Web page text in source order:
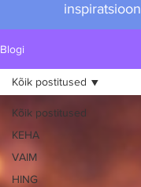
Blogi
Kõik postitused
KEHA
VAIM
HING
Kõik postitused